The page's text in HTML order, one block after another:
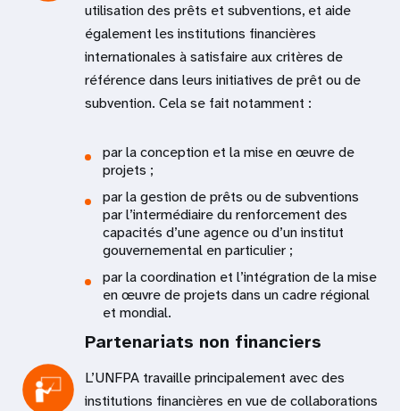
utilisation des prêts et subventions, et aide
également les institutions financières
internationales à satisfaire aux critères de
référence dans leurs initiatives de prêt ou de
subvention. Cela se fait notamment :
par la conception et la mise en œuvre de
projets ;
par la gestion de prêts ou de subventions
par l’intermédiaire du renforcement des
capacités d’une agence ou d’un institut
gouvernemental en particulier ;
par la coordination et l’intégration de la mise
en œuvre de projets dans un cadre régional
et mondial.
Partenariats non financiers
L’UNFPA travaille principalement avec des
institutions financières en vue de collaborations